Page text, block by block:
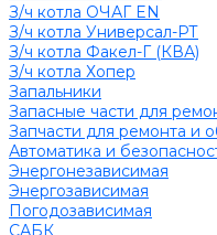
З/ч котла ОЧАГ EN
З/ч котла Универсал-РТ
З/ч котла Факел-Г (КВА)
З/ч котла Хопер
Запальники
Запасные части для
Запчасти для ремонта и
Автоматика и
Энергонезависимая
Энергозависимая
Погодозависимая
САБК